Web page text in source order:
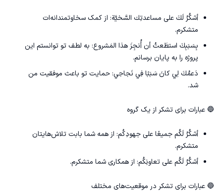
أشكُرُ لَكَ على مساعدتِك السَّخيَّة: از کمک سخاوتمندانه‌ات
متشکرم.
بِسَبَبِكَ استطَعتُ أن أُنجِزَ هذا المَشروع: به لطف تو توانستم این
پروژه را به پایان برسانم.
دَعمُكَ لِي كانَ سَبَبًا فِي نَجاحِي: حمایت تو باعث موفقیت من
شد.
🔵 عبارات برای تشکر از یک گروه
أشكُرُ لَكُم جميعًا على جهودِكُم: از همه شما بابت تلاش‌هایتان
متشکرم.
أشكُرُ لَكُم على تعاونِكُم: از همکاری شما متشکرم.
🔵 عبارات برای تشکر در موقعیت‌های مختلف